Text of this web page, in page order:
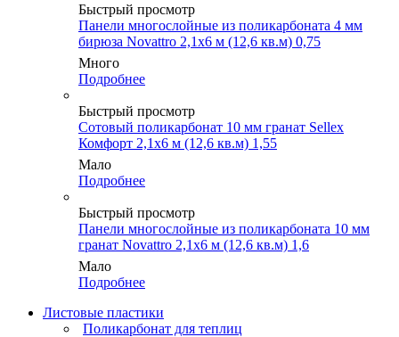
Быстрый просмотр
Панели многослойные из поликарбоната 4 мм
бирюза Novattro 2,1х6 м (12,6 кв.м) 0,75
Много
Подробнее
Быстрый просмотр
Сотовый поликарбонат 10 мм гранат Sellex
Комфорт 2,1х6 м (12,6 кв.м) 1,55
Мало
Подробнее
Быстрый просмотр
Панели многослойные из поликарбоната 10 мм
гранат Novattro 2,1х6 м (12,6 кв.м) 1,6
Мало
Подробнее
Листовые пластики
Поликарбонат для теплиц